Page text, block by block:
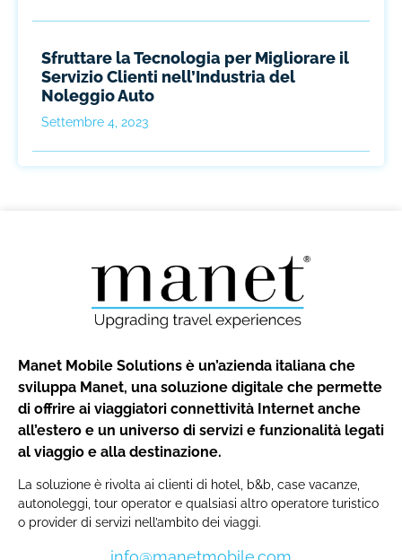
Sfruttare la Tecnologia per Migliorare il
Servizio Clienti nell’Industria del
Noleggio Auto
Settembre 4, 2023
Manet Mobile Solutions è un’azienda italiana che
sviluppa Manet, una soluzione digitale che permette
di offrire ai viaggiatori connettività Internet anche
all’estero e un universo di servizi e funzionalità legati
al viaggio e alla destinazione.
La soluzione è rivolta ai clienti di hotel, b&b, case vacanze,
autonoleggi, tour operator e qualsiasi altro operatore turistico
o provider di servizi nell’ambito dei viaggi.